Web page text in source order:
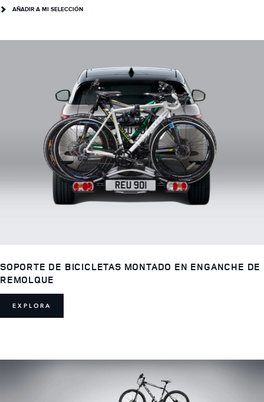
AÑADIR A MI SELECCIÓN
SOPORTE DE BICICLETAS MONTADO EN ENGANCHE DE
REMOLQUE
EXPLORA